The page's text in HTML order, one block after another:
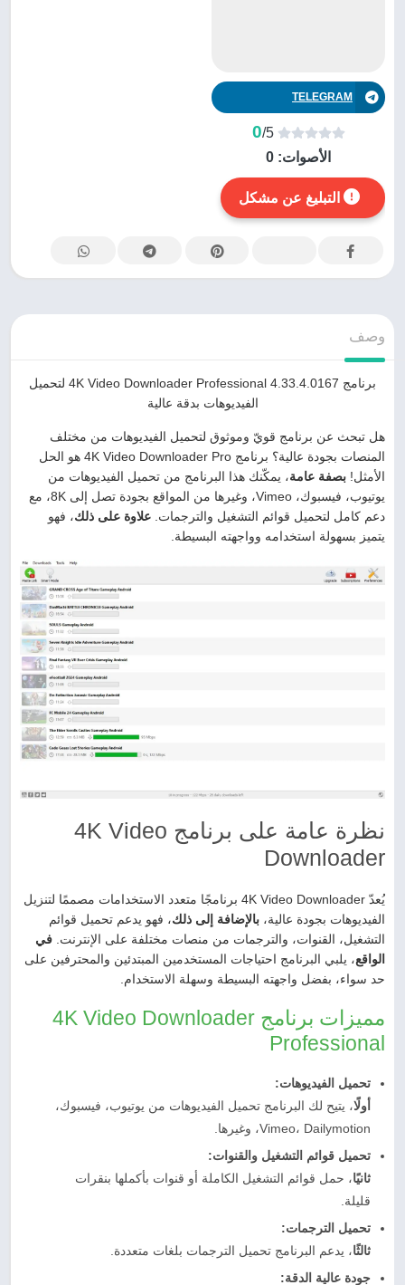
TELEGRAM
0/5
الأصوات: 0
التبليغ عن مشكل
وصف
برنامج 4K Video Downloader Professional 4.33.4.0167 لتحميل
الفيديوهات بدقة عالية
هل تبحث عن برنامج قويّ وموثوق لتحميل الفيديوهات من مختلف
المنصات بجودة عالية؟ برنامج 4K Video Downloader Pro هو الحل
الأمثل! بصفة عامة، يمكّنك هذا البرنامج من تحميل الفيديوهات من
يوتيوب، فيسبوك، Vimeo، وغيرها من المواقع بجودة تصل إلى 8K، مع
دعم كامل لتحميل قوائم التشغيل والترجمات. علاوة على ذلك، فهو
يتميز بسهولة استخدامه وواجهته البسيطة.
نظرة عامة على برنامج 4K Video
Downloader
يُعدّ 4K Video Downloader برنامجًا متعدد الاستخدامات مصممًا لتنزيل
الفيديوهات بجودة عالية، بالإضافة إلى ذلك، فهو يدعم تحميل قوائم
التشغيل، القنوات، والترجمات من منصات مختلفة على الإنترنت. في
الواقع، يلبي البرنامج احتياجات المستخدمين المبتدئين والمحترفين على
حد سواء، بفضل واجهته البسيطة وسهلة الاستخدام.
مميزات برنامج 4K Video Downloader
Professional
تحميل الفيديوهات:
أولًا، يتيح لك البرنامج تحميل الفيديوهات من يوتيوب، فيسبوك،
Vimeo، Dailymotion، وغيرها.
تحميل قوائم التشغيل والقنوات:
ثانيًا، حمل قوائم التشغيل الكاملة أو قنوات بأكملها بنقرات
قليلة.
تحميل الترجمات:
ثالثًا، يدعم البرنامج تحميل الترجمات بلغات متعددة.
جودة عالية الدقة: